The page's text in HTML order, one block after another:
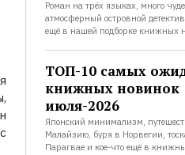
Роман на трёх языках, много
атмосферный островной
ещё в нашей подборке книжных
ТОП-10 самых
книжных новинок
июля-2026
Японский минимализм,
Малайзию, буря в Норвегии,
Парагвае и кое-что ещё в